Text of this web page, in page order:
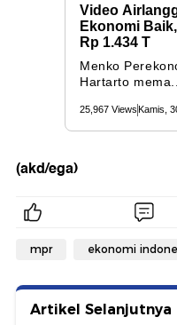
(akd/ega)
mpr ekonomi
Artikel Selanjutnya